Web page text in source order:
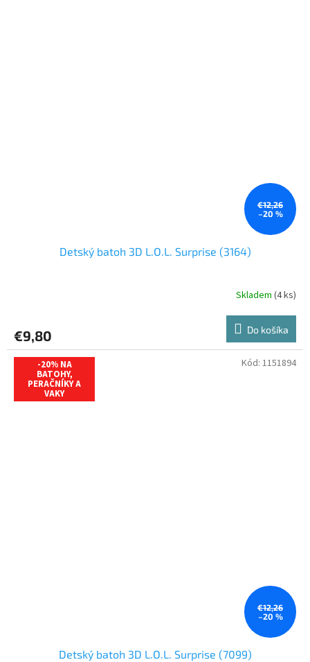
€12,26
–20 %
Detský batoh 3D L.O.L. Surprise (3164)
Skladem (4 ks)
€9,80 Do košíka
-20% NA
BATOHY,
PERAČNÍKY A
VAKY
€12,26
–20 %
Detský batoh 3D L.O.L. Surprise (7099)
Kód: 1151894